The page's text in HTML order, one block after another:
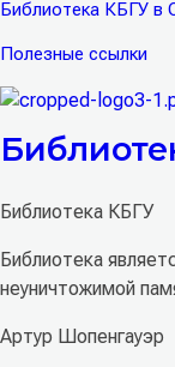
Библиотека КБГУ в
Полезные ссылки
Библиотека КБГУ
Библиотека
неуничтожимой
Артур Шопенгауэр